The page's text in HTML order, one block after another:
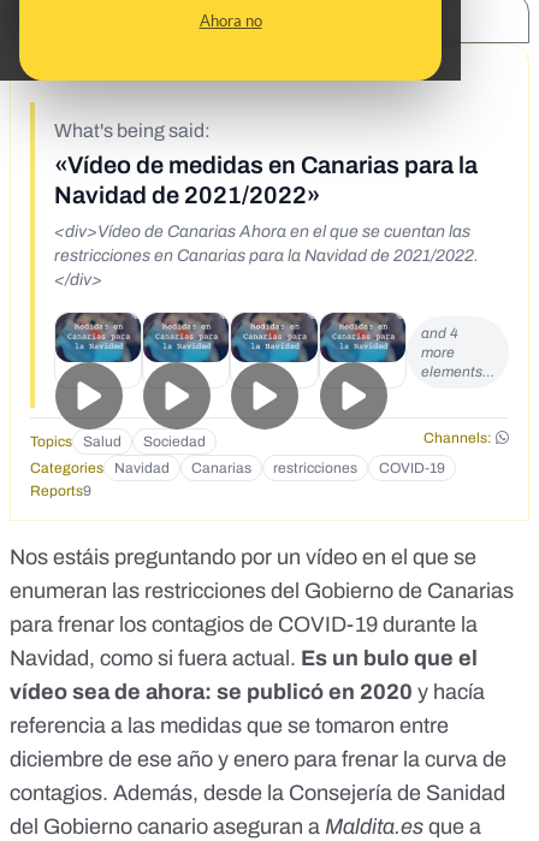
Ahora no
11/15/21
What's being said:
«Vídeo de medidas en Canarias para la
Navidad de 2021/2022»
<div>Vídeo de Canarias Ahora en el que se cuentan las
restricciones en Canarias para la Navidad de 2021/2022.
</div>
and 4
more
elements…
Topics Salud Sociedad
Channels:
Categories
Navidad Canarias restricciones
COVID-19
Reports9
Nos estáis preguntando por un vídeo en el que se
enumeran las restricciones del Gobierno de Canarias
para frenar los contagios de COVID-19 durante la
Navidad, como si fuera actual. Es un bulo que el
vídeo sea de ahora: se publicó en 2020 y hacía
referencia a las medidas que se tomaron entre
diciembre de ese año y enero para frenar la curva de
contagios. Además, desde la Consejería de Sanidad
del Gobierno canario aseguran a Maldita.es que a